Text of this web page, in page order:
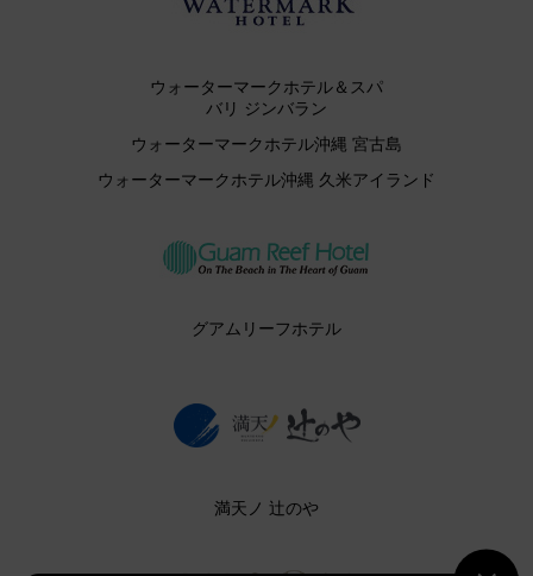
ウォーターマークホテル＆スパ
バリ ジンバラン
ウォーターマークホテル沖縄 宮古島
ウォーターマークホテル沖縄 久米アイランド
グアムリーフホテル
満天ノ 辻のや